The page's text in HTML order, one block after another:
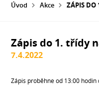
Úvod Akce ZÁPIS DO
Zápis do 1. třídy
7.4.2022
Zápis proběhne od 13:00 hodin